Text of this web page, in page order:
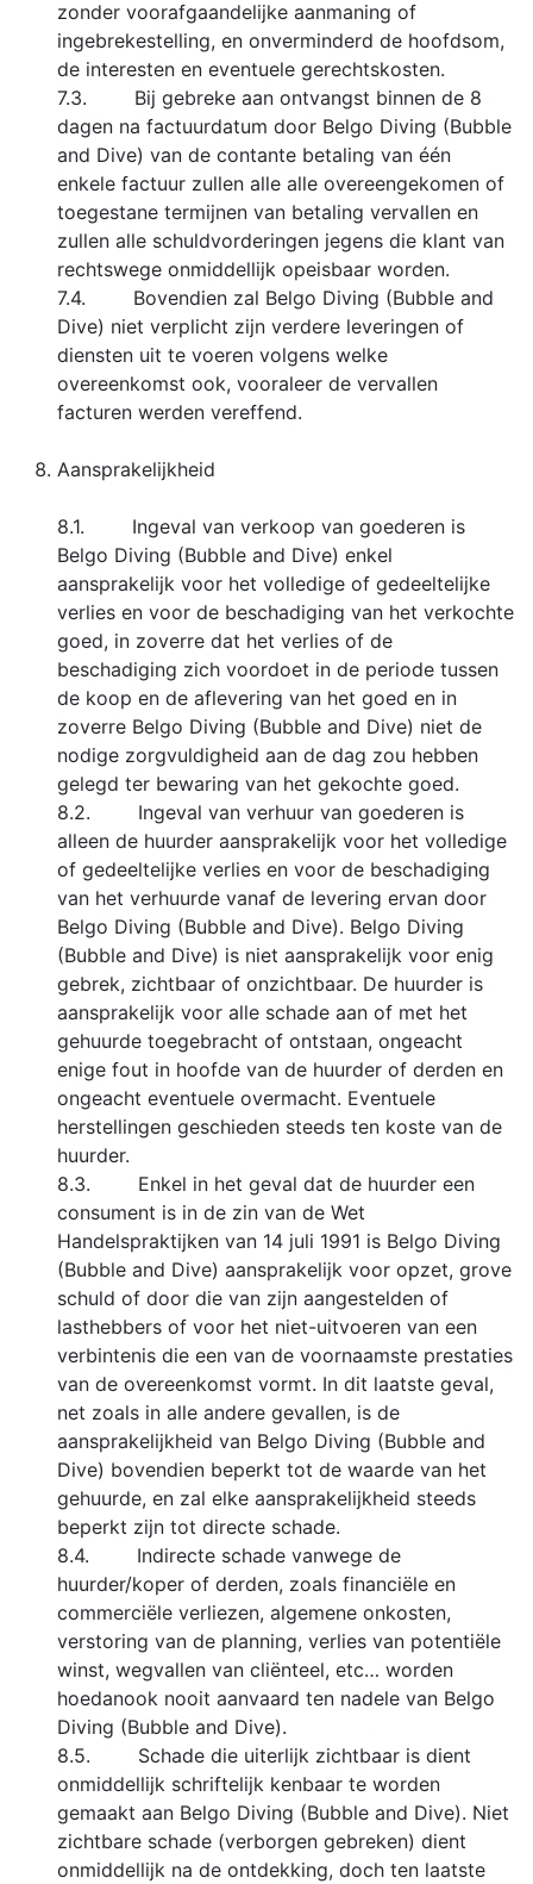
zonder voorafgaandelijke aanmaning of
ingebrekestelling, en onverminderd de hoofdsom,
de interesten en eventuele gerechtskosten.
7.3. Bij gebreke aan ontvangst binnen de 8
dagen na factuurdatum door Belgo Diving (Bubble
and Dive) van de contante betaling van één
enkele factuur zullen alle alle overeengekomen of
toegestane termijnen van betaling vervallen en
zullen alle schuldvorderingen jegens die klant van
rechtswege onmiddellijk opeisbaar worden.
7.4. Bovendien zal Belgo Diving (Bubble and
Dive) niet verplicht zijn verdere leveringen of
diensten uit te voeren volgens welke
overeenkomst ook, vooraleer de vervallen
facturen werden vereffend.
Aansprakelijkheid
8.1. Ingeval van verkoop van goederen is
Belgo Diving (Bubble and Dive) enkel
aansprakelijk voor het volledige of gedeeltelijke
verlies en voor de beschadiging van het verkochte
goed, in zoverre dat het verlies of de
beschadiging zich voordoet in de periode tussen
de koop en de aflevering van het goed en in
zoverre Belgo Diving (Bubble and Dive) niet de
nodige zorgvuldigheid aan de dag zou hebben
gelegd ter bewaring van het gekochte goed.
8.2. Ingeval van verhuur van goederen is
alleen de huurder aansprakelijk voor het volledige
of gedeeltelijke verlies en voor de beschadiging
van het verhuurde vanaf de levering ervan door
Belgo Diving (Bubble and Dive). Belgo Diving
(Bubble and Dive) is niet aansprakelijk voor enig
gebrek, zichtbaar of onzichtbaar. De huurder is
aansprakelijk voor alle schade aan of met het
gehuurde toegebracht of ontstaan, ongeacht
enige fout in hoofde van de huurder of derden en
ongeacht eventuele overmacht. Eventuele
herstellingen geschieden steeds ten koste van de
huurder.
8.3. Enkel in het geval dat de huurder een
consument is in de zin van de Wet
Handelspraktijken van 14 juli 1991 is Belgo Diving
(Bubble and Dive) aansprakelijk voor opzet, grove
schuld of door die van zijn aangestelden of
lasthebbers of voor het niet-uitvoeren van een
verbintenis die een van de voornaamste prestaties
van de overeenkomst vormt. In dit laatste geval,
net zoals in alle andere gevallen, is de
aansprakelijkheid van Belgo Diving (Bubble and
Dive) bovendien beperkt tot de waarde van het
gehuurde, en zal elke aansprakelijkheid steeds
beperkt zijn tot directe schade.
8.4. Indirecte schade vanwege de
huurder/koper of derden, zoals financiële en
commerciële verliezen, algemene onkosten,
verstoring van de planning, verlies van potentiële
winst, wegvallen van cliënteel, etc… worden
hoedanook nooit aanvaard ten nadele van Belgo
Diving (Bubble and Dive).
8.5. Schade die uiterlijk zichtbaar is dient
onmiddellijk schriftelijk kenbaar te worden
gemaakt aan Belgo Diving (Bubble and Dive). Niet
zichtbare schade (verborgen gebreken) dient
onmiddellijk na de ontdekking, doch ten laatste